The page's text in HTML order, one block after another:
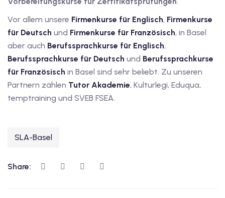
Vor allem unsere Firmenkurse für Englisch, Firmenkurse
für Deutsch und Firmenkurse für Französisch, in Basel
aber auch Berufssprachkurse für Englisch,
Berufssprachkurse für Deutsch und Berufssprachkurse
für Französisch in Basel sind sehr beliebt. Zu unseren
Partnern zählen Tutor Akademie, Kulturlegi, Eduqua,
temptraining und SVEB FSEA.
SLA-Basel
Share: